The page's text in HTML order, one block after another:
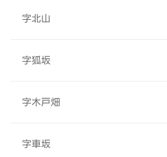
字北山
字狐坂
字木戸畑
字車坂